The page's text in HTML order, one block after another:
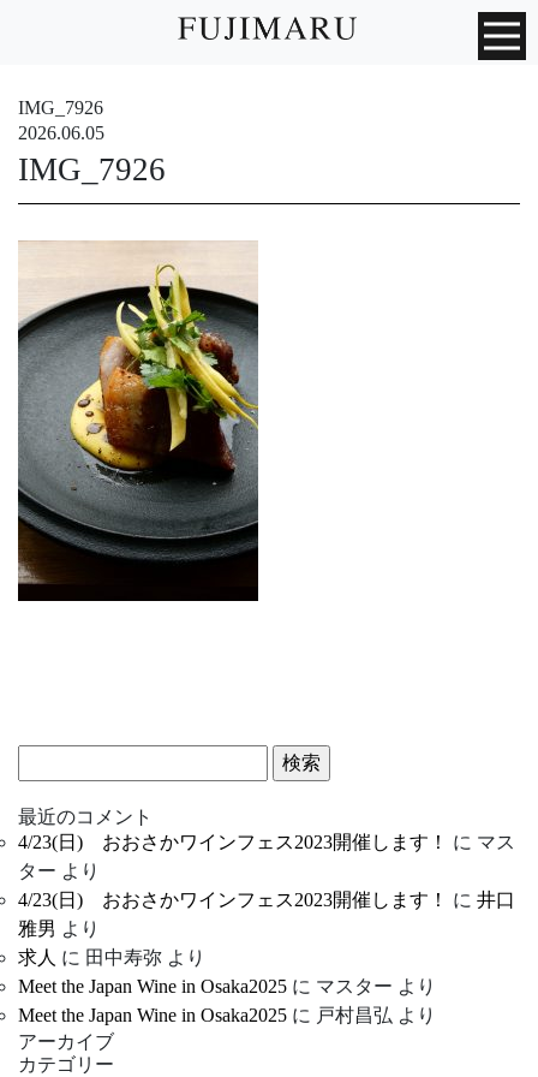
IMG_7926
2026.06.05
IMG_7926
索:
最近のコメント
4/23(日) おおさかワインフェス2023開催します！
に マス
ター より
4/23(日) おおさかワインフェス2023開催します！
に 井口
雅男 より
求人 に 田中寿弥 より
Meet the Japan Wine in Osaka2025 に マスター より
Meet the Japan Wine in Osaka2025 に 戸村昌弘 より
アーカイブ
カテゴリー